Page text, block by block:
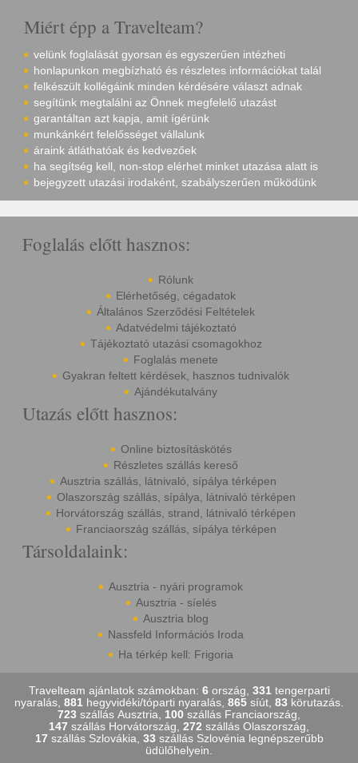
Miért épp a Travelteam?
velünk foglalását gyorsan és egyszerűen intézheti
honlapunkon megbízható és részletes információkat talál
felkészült kollégáink minden kérdésére választ adnak
segítünk megtalálni az Önnek megfelelő utazást
garantáltan azt kapja, amit ígérünk
munkánkért felelősséget vállalunk
áraink átláthatóak és kedvezőek
ha segítség kell, non-stop elérhet minket utazása alatt is
bejegyzett utazási irodaként, szabályszerűen működünk
Foglalás előtt hasznos:
Rólunk
Elérhetőség, cégadatok
Általános Szerződési Feltételek
Adatvédelmi tájékoztató
Tájékoztató utazási csomagokhoz
Foglalás menete
Gyakran feltett kérdések, hasznos tudnivalók
Ajándékutalvány
Utazás előtt hasznos:
Online biztosításkötés
Részletes szállás kereső
Ausztria szállás, látnivaló, sípálya térképen
Olaszország szállás, sípálya, látnivaló térképen
Horvátország szállás, strand, látnivaló térképen
Franciaország szállás, sípálya térképen
Társoldalaink:
Ausztria - nyári programok
Ausztria - síelés
Ausztria blog
Nassfeld Információs Iroda
Ha térkép kell: Frigoria
Travelteam ajánlatok számokban: 6ország, 331tengerparti
nyaralás, 881 hegyvidéki/tóparti nyaralás, 865 síút, 83 körutazás.
723 szállás Ausztria, 100 szállás Franciaország,
147 szállás Horvátország, 272 szállás Olaszország,
17 szállás Szlovákia, 33 szállás Szlovénia legnépszerűbb
üdülőhelyein.